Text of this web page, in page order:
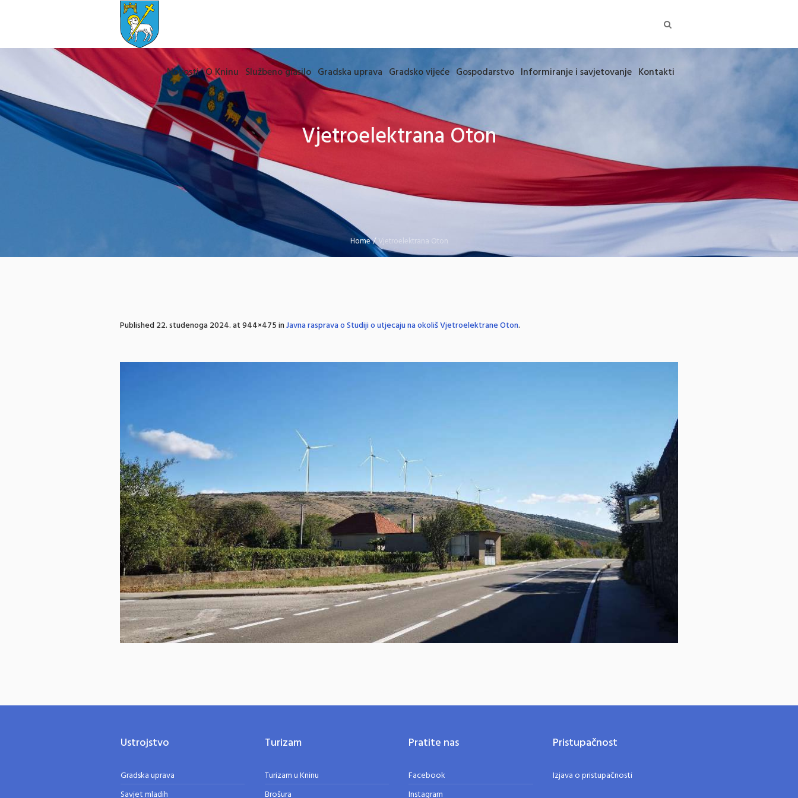
Novosti O Kninu Službeno glasilo Gradska uprava Gradsko vijeće Gospodarstvo Informiranje i savjetovanje Kontakti
Vjetroelektrana Oton
Home/Vjetroelektrana Oton
Published22. studenoga 2024.at 944×475 inJavna rasprava o Studiji o utjecaju na okoliš Vjetroelektrane Oton.
Ustrojstvo
Gradska uprava
Savjet mladih
Turizam
Turizam u Kninu
Brošura
Pratite nas
Facebook
Instagram
Pristupačnost
Izjava o pristupačnosti